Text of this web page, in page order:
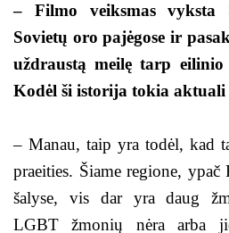
– Filmo veiksmas vyksta
Sovietų oro pajėgose ir
uždraustą meilę tarp
Kodėl ši istorija tokia aktuali
– Manau, taip yra todėl, kad
praeities. Šiame regione,
šalyse, vis dar yra daug
LGBT žmonių nėra arba